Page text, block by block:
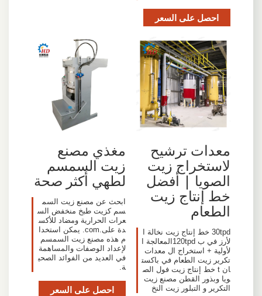
احصل على السعر
معدات ترشيح
لاستخراج زيت
الصويا | أفضل
خط إنتاج زيت
الطعام
30tpd خط إنتاج زيت نخالة ا
لأرز في ب 120tpdالمعالجة ا
لأولية + استخراج ال معدات
تكرير زيت الطعام في باكست
ان t خط إنتاج زيت فول الص
ويا وبذور القطن مصنع زيت
التكرير و التبلور زيت النخ
مغذي مصنع
زيت السمسم
لطهي أكثر صحة
ابحث عن مصنع زيت السم
سم كزيت طبخ منخفض الس
عرات الحرارية ومضاد للأكس
دة على.com. يمكن استخدا
م هذه مصنع زيت السمسم
لإعداد الوصفات والمساهمة
في العديد من الفوائد الصحي
ة.
احصل على السعر